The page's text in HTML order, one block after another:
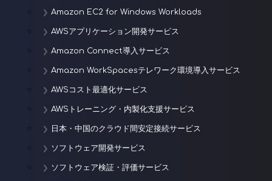
Amazon EC2 for Windows Workloads
AWSアプリケーション開発サービス
Amazon Connect導入サービス
Amazon WorkSpacesテレワーク環境導入サービス
AWSコスト最適化サービス
AWSトレーニング・内製化支援サービス
日本・中国のクラウド間安定接続サービス
ソフトウェア開発サービス
ソフトウェア検証・評価サービス